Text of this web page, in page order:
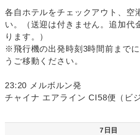
各自ホテルをチェックアウト、空
い。（送迎は付きません。追加代
ります。）
※飛行機の出発時刻3時間前まで
うご移動ください。
23:20 メルボルン発
チャイナ エアライン CI58便（ビジ
7日目